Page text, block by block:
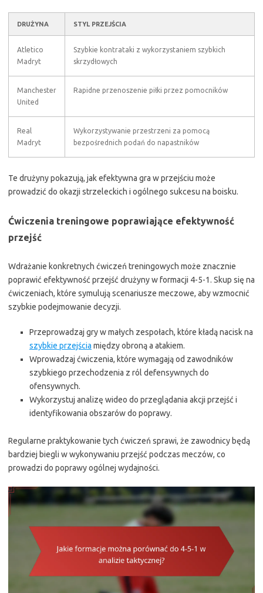
DRUŻYNA STYL PRZEJŚCIA
Atletico
Madryt
Szybkie kontrataki z wykorzystaniem szybkich
skrzydłowych
Manchester
United
Rapidne przenoszenie piłki przez pomocników
Real
Madryt
Wykorzystywanie przestrzeni za pomocą
bezpośrednich podań do napastników
Te drużyny pokazują, jak efektywna gra w przejściu może
prowadzić do okazji strzeleckich i ogólnego sukcesu na boisku.
Ćwiczenia treningowe poprawiające efektywność
przejść
Wdrażanie konkretnych ćwiczeń treningowych może znacznie
poprawić efektywność przejść drużyny w formacji 4-5-1. Skup się na
ćwiczeniach, które symulują scenariusze meczowe, aby wzmocnić
szybkie podejmowanie decyzji.
Przeprowadzaj gry w małych zespołach, które kładą nacisk na
szybkie przejścia między obroną a atakiem.
Wprowadzaj ćwiczenia, które wymagają od zawodników
szybkiego przechodzenia z ról defensywnych do
ofensywnych.
Wykorzystuj analizę wideo do przeglądania akcji przejść i
identyfikowania obszarów do poprawy.
Regularne praktykowanie tych ćwiczeń sprawi, że zawodnicy będą
bardziej biegli w wykonywaniu przejść podczas meczów, co
prowadzi do poprawy ogólnej wydajności.